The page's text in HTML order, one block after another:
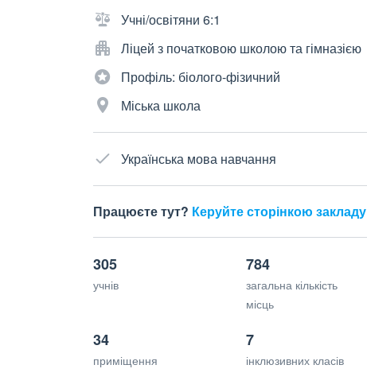
Учні/освітяни 6:1
Ліцей з початковою школою та гімназією
Профіль: біолого-фізичний
Міська школа
Українська мова навчання
Працюєте тут? Керуйте сторінкою закладу
305
учнів
784
загальна кількість
місць
34
приміщення
7
інклюзивних класів